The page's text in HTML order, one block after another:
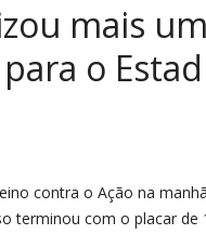
mais
o
contra o Ação na
terminou com o placar